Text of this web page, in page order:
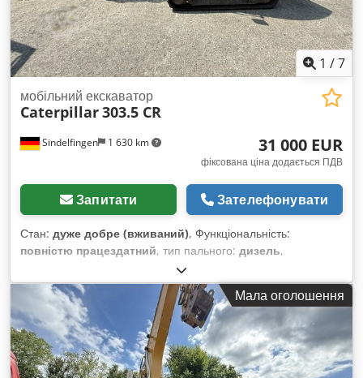
1 /7
Sindelfingen 1 630 km
мобільний екскаватор
Caterpillar303.5 CR
31 000 EUR
фіксована ціна додається ПДВ
Запитати Зателефонувати
Стан: дуже добре (вживаний), Функціональність:
повністю працездатний, тип пального: дизель,
3 580 кг, Рік виготовлення:
мотогодини:2 434 h, Обладнання:гусеничні гумові
стрічки, * 2434 години * Двигун: Cat C1.7 * Потужність
двигуна: 24,8 кВт Chsdozrthvepfx Abzja * Клас викидів: EU
Stage V * Робоча вага: 3580 кг * Габаритні розміри
(транспортна довжина: 4800 мм – транспортна ширина:
1780 мм – транспортна висота: 2480 мм) * Короткий задній
Мала оголошення